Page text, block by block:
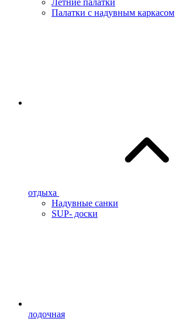
Летние палатки
Палатки с надувным каркасом
отдыха
Надувные санки
SUP- доски
лодочная